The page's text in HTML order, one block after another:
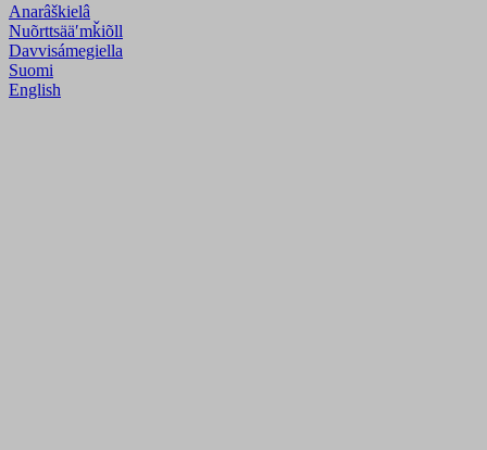
Anarâškielâ
Nuõrttsääʹmǩiõll
Davvisámegiella
Suomi
English